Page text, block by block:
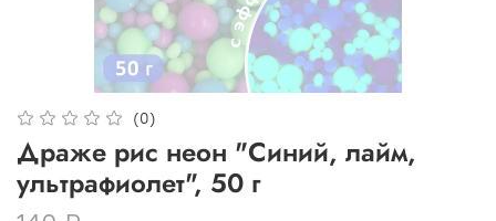
(0)
Драже рис неон "Синий, лайм,
ультрафиолет", 50 г